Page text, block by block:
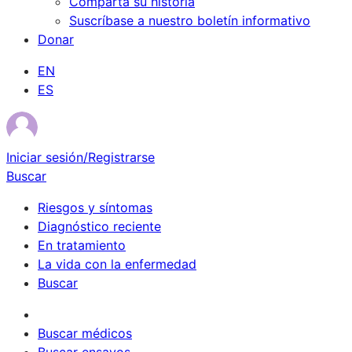
Suscríbase a nuestro boletín informativo
Donar
EN
ES
Iniciar sesión/Registrarse
Buscar
Riesgos y síntomas
Diagnóstico reciente
En tratamiento
La vida con la enfermedad
Buscar
Buscar médicos